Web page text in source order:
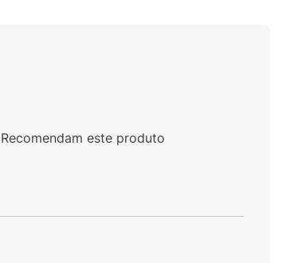
Recomendam este produto